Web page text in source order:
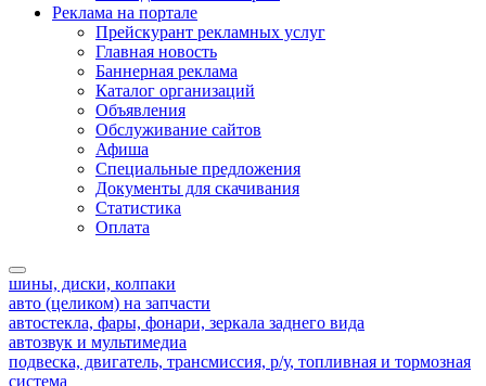
Реклама на портале
Прейскурант рекламных услуг
Главная новость
Баннерная реклама
Каталог организаций
Объявления
Обслуживание сайтов
Афиша
Специальные предложения
Документы для скачивания
Статистика
Оплата
шины, диски, колпаки
авто (целиком) на запчасти
автостекла, фары, фонари, зеркала заднего вида
автозвук и мультимедиа
подвеска, двигатель, трансмиссия, р/у, топливная и тормозная
система